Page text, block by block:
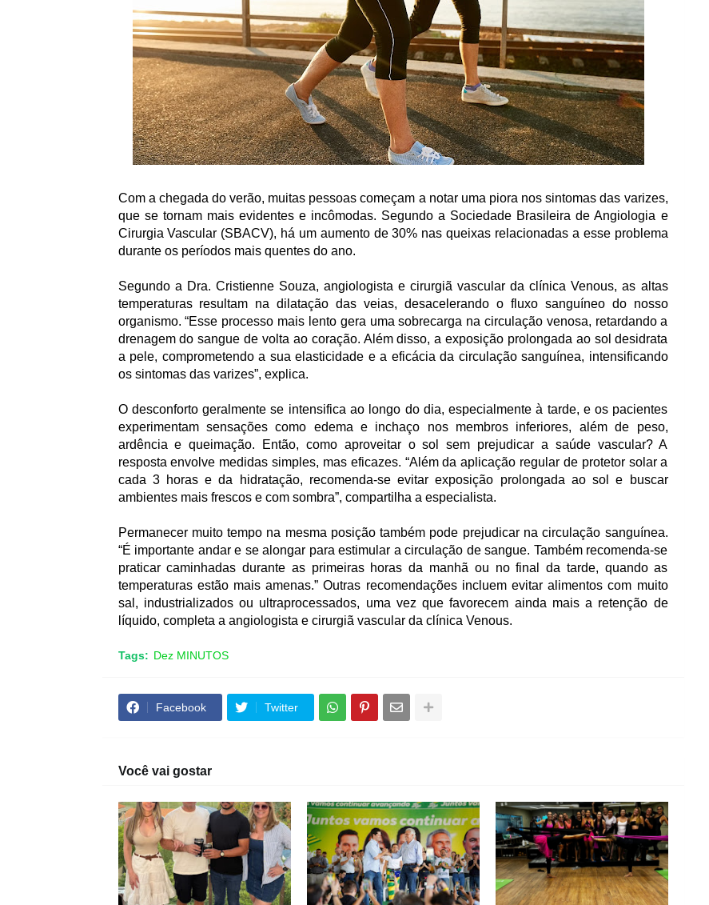
Com a chegada do verão, muitas pessoas começam a notar uma piora nos sintomas das varizes,
que se tornam mais evidentes e incômodas. Segundo a Sociedade Brasileira de Angiologia e
Cirurgia Vascular (SBACV), há um aumento de 30% nas queixas relacionadas a esse problema
durante os períodos mais quentes do ano.
Segundo a Dra. Cristienne Souza, angiologista e cirurgiã vascular da clínica Venous, as altas
temperaturas resultam na dilatação das veias, desacelerando o fluxo sanguíneo do nosso
organismo. “Esse processo mais lento gera uma sobrecarga na circulação venosa, retardando a
drenagem do sangue de volta ao coração. Além disso, a exposição prolongada ao sol desidrata
a pele, comprometendo a sua elasticidade e a eficácia da circulação sanguínea, intensificando
os sintomas das varizes”, explica.
O desconforto geralmente se intensifica ao longo do dia, especialmente à tarde, e os pacientes
experimentam sensações como edema e inchaço nos membros inferiores, além de peso,
ardência e queimação. Então, como aproveitar o sol sem prejudicar a saúde vascular? A
resposta envolve medidas simples, mas eficazes. “Além da aplicação regular de protetor solar a
cada 3 horas e da hidratação, recomenda-se evitar exposição prolongada ao sol e buscar
ambientes mais frescos e com sombra”, compartilha a especialista.
Permanecer muito tempo na mesma posição também pode prejudicar na circulação sanguínea.
“É importante andar e se alongar para estimular a circulação de sangue. Também recomenda-se
praticar caminhadas durante as primeiras horas da manhã ou no final da tarde, quando as
temperaturas estão mais amenas.” Outras recomendações incluem evitar alimentos com muito
sal, industrializados ou ultraprocessados, uma vez que favorecem ainda mais a retenção de
líquido, completa a angiologista e cirurgiã vascular da clínica Venous.
Tags: Dez MINUTOS
Facebook Twitter
Você vai gostar